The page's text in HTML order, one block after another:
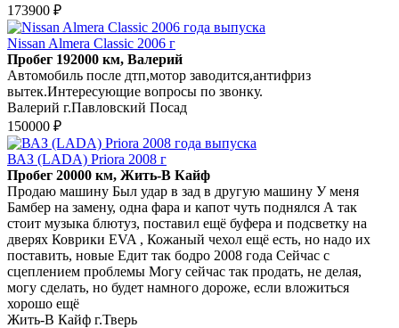
173900 ₽
Nissan Almera Classic 2006 г
Пробег 192000 км, Валерий
Автомобиль после дтп,мотор заводится,антифриз
вытек.Интересующие вопросы по звонку.
Валерий г.Павловский Посад
150000 ₽
ВАЗ (LADA) Priora 2008 г
Пробег 20000 км, Жить-В Кайф
Продаю машину Был удар в зад в другую машину У меня
Бамбер на замену, одна фара и капот чуть поднялся А так
стоит музыка блютуз, поставил ещё буфера и подсветку на
дверях Коврики EVA , Кожаный чехол ещё есть, но надо их
поставить, новые Едит так бодро 2008 года Сейчас с
сцеплением проблемы Могу сейчас так продать, не делая,
могу сделать, но будет намного дороже, если вложиться
хорошо ещё
Жить-В Кайф г.Тверь